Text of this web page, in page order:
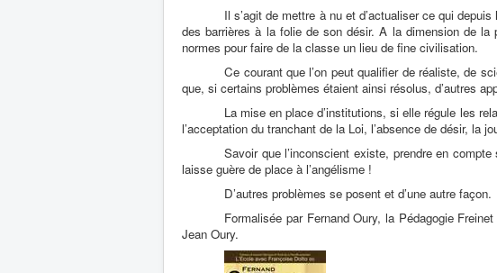
Il s’agit de mettre à nu et d’actualiser ce qui
des barrières à la folie de son désir. A la dimension de la
normes pour faire de la classe un lieu de fine civilisation.
Ce courant que l’on peut qualifier de réaliste, de
que, si certains problèmes étaient ainsi résolus, d’autres
La mise en place d’institutions, si elle régule les
l’acceptation du tranchant de la Loi, l’absence de désir, la
Savoir que l’inconscient existe, prendre en
laisse guère de place à l’angélisme !
D’autres problèmes se posent et d’une autre façon.
Formalisée par Fernand Oury, la Pédagogie
Jean Oury.